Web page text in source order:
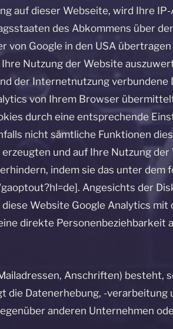
auf dieser Webseite, wird Ihre
des Abkommens über
von Google in den USA
Nutzung der Website
der Internetnutzung
von Ihrem Browser
durch eine entsprechende
nicht sämtliche Funktionen
und auf Ihre Nutzung
indem sie das unter
Angesichts der
Website Google Analytics
direkte Personenbeziehbarkeit
Anschriften) besteht,
Datenerhebung, -verarbeitung
anderen Unternehmen